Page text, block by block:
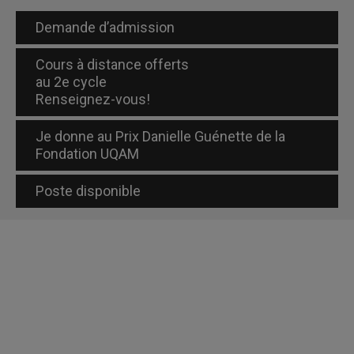
Demande d’admission
Cours à distance offerts
au 2e cycle
Renseignez-vous!
Je donne au Prix Danielle Guénette de la
Fondation UQAM
Poste disponible